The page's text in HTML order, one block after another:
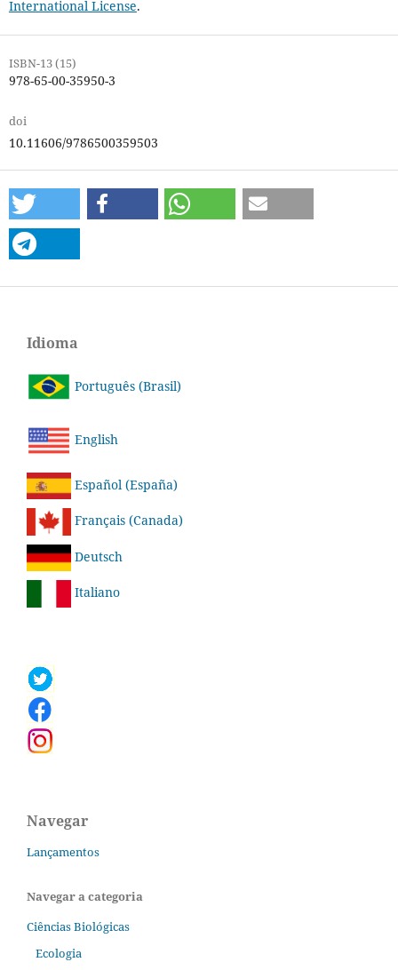
International License.
ISBN-13 (15)
978-65-00-35950-3
doi
10.11606/9786500359503
Idioma
Português (Brasil)
English
Español (España)
Français (Canada)
Deutsch
Italiano
Navegar
Lançamentos
Navegar a categoria
Ciências Biológicas
Ecologia